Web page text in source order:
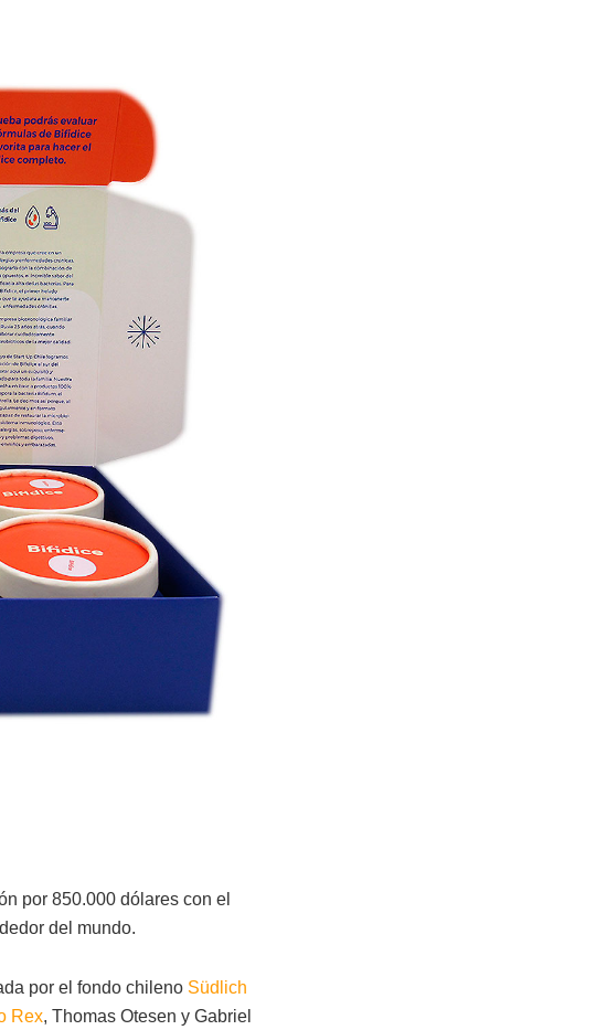
por 850.000 dólares con el
del mundo.
por el fondo chileno Südlich
Rex, Thomas Otesen y Gabriel